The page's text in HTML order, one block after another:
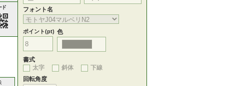
ド フォント名
ポイント(pt) 色
書式
太字
斜体
下線
回転角度